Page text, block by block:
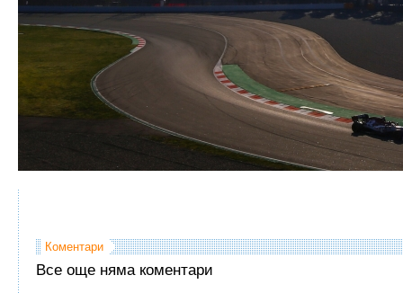
Коментари
Все още няма коментари